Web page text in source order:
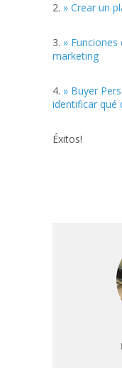
2. » Crear un
3. »
marketing
4. » Buyer
identificar qué
Éxitos!